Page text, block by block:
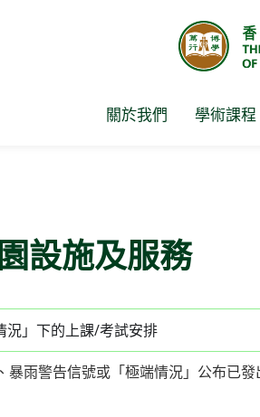
關於我們 學術課程
設施及服務
況」下的上課/考試安排
暴雨警告信號或「極端情況」公布已